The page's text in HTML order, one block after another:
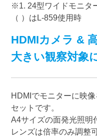
※1. 24型ワイドモニタ
（ ）はL-859使用時
HDMIカメラ &
大きい観察対象
HDMIでモニターに映
セットです。
A4サイズの面発光照明
レンズは倍率のみ調整